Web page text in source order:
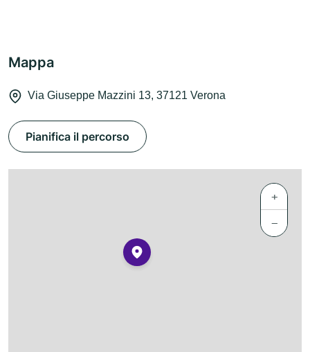
Mappa
Via Giuseppe Mazzini 13, 37121 Verona
Pianifica il percorso
+
−